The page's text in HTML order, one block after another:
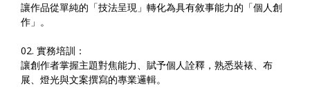
讓作品從單純的「技法呈現」轉化為具有敘事能力的「個人創
作」。
02. 實務培訓：
讓創作者掌握主題對焦能力、賦予個人詮釋，熟悉裝裱、布
展、燈光與文案撰寫的專業邏輯。